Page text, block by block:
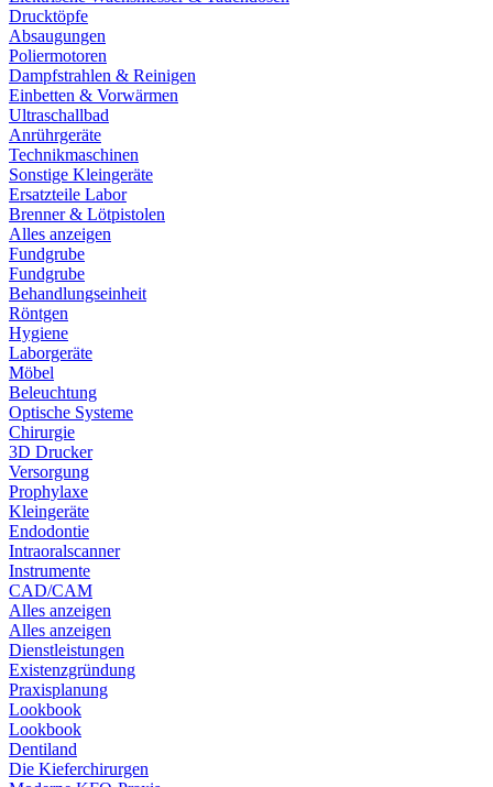
Drucktöpfe
Absaugungen
Poliermotoren
Dampfstrahlen & Reinigen
Einbetten & Vorwärmen
Ultraschallbad
Anrührgeräte
Technikmaschinen
Sonstige Kleingeräte
Ersatzteile Labor
Brenner & Lötpistolen
Alles anzeigen
Fundgrube
Fundgrube
Behandlungseinheit
Röntgen
Hygiene
Laborgeräte
Möbel
Beleuchtung
Optische Systeme
Chirurgie
3D Drucker
Versorgung
Prophylaxe
Kleingeräte
Endodontie
Intraoralscanner
Instrumente
CAD/CAM
Alles anzeigen
Alles anzeigen
Dienstleistungen
Existenzgründung
Praxisplanung
Lookbook
Lookbook
Dentiland
Die Kieferchirurgen